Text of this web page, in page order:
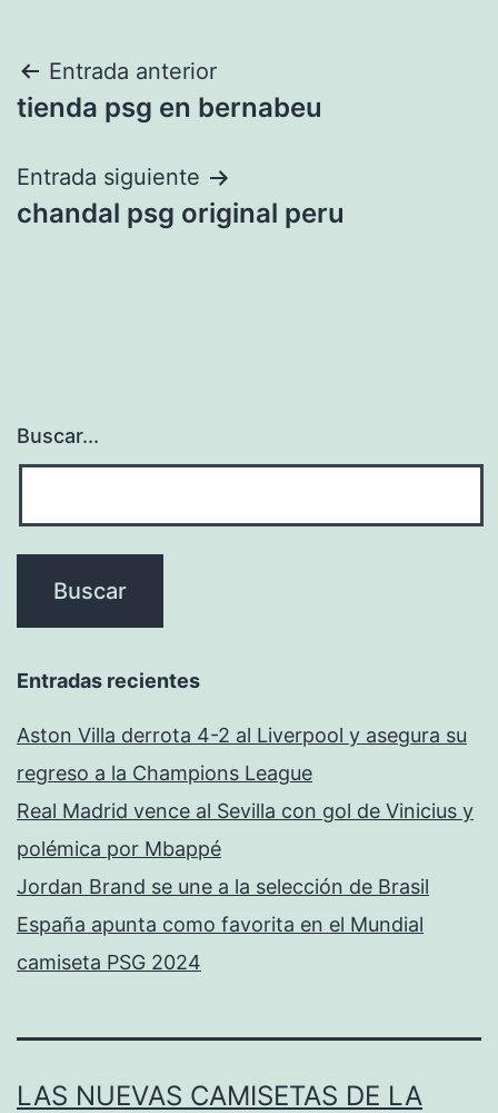
Navegación
de
entradas
Entrada anterior
tienda psg en bernabeu
Entrada siguiente
chandal psg original peru
Buscar...
Entradas recientes
Aston Villa derrota 4-2 al Liverpool y asegura su
regreso a la Champions League
Real Madrid vence al Sevilla con gol de Vinicius y
polémica por Mbappé
Jordan Brand se une a la selección de Brasil
España apunta como favorita en el Mundial
camiseta PSG 2024
LAS NUEVAS CAMISETAS DE LA